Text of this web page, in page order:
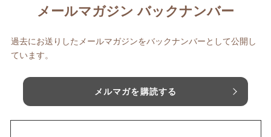
メールマガジン バックナンバー
過去にお送りしたメールマガジンをバックナンバーとして公開し
ています。
メルマガを購読する